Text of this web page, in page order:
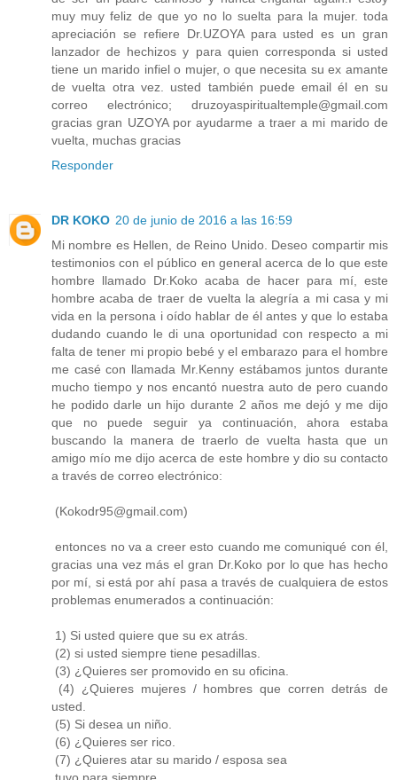
muy muy feliz de que yo no lo suelta para la mujer. toda
apreciación se refiere Dr.UZOYA para usted es un gran
lanzador de hechizos y para quien corresponda si usted
tiene un marido infiel o mujer, o que necesita su ex amante
de vuelta otra vez. usted también puede email él en su
correo electrónico; druzoyaspiritualtemple@gmail.com
gracias gran UZOYA por ayudarme a traer a mi marido de
vuelta, muchas gracias
Responder
DR KOKO 20 de junio de 2016 a las 16:59
Mi nombre es Hellen, de Reino Unido. Deseo compartir mis
testimonios con el público en general acerca de lo que este
hombre llamado Dr.Koko acaba de hacer para mí, este
hombre acaba de traer de vuelta la alegría a mi casa y mi
vida en la persona i oído hablar de él antes y que lo estaba
dudando cuando le di una oportunidad con respecto a mi
falta de tener mi propio bebé y el embarazo para el hombre
me casé con llamada Mr.Kenny estábamos juntos durante
mucho tiempo y nos encantó nuestra auto de pero cuando
he podido darle un hijo durante 2 años me dejó y me dijo
que no puede seguir ya continuación, ahora estaba
buscando la manera de traerlo de vuelta hasta que un
amigo mío me dijo acerca de este hombre y dio su contacto
a través de correo electrónico:
(Kokodr95@gmail.com)
entonces no va a creer esto cuando me comuniqué con él,
gracias una vez más el gran Dr.Koko por lo que has hecho
por mí, si está por ahí pasa a través de cualquiera de estos
problemas enumerados a continuación:
1) Si usted quiere que su ex atrás.
(2) si usted siempre tiene pesadillas.
(3) ¿Quieres ser promovido en su oficina.
(4) ¿Quieres mujeres / hombres que corren detrás de
usted.
(5) Si desea un niño.
(6) ¿Quieres ser rico.
(7) ¿Quieres atar su marido / esposa sea